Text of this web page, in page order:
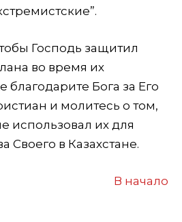
Господь защитил
во время их
благодарите Бога за Его
и молитесь о том,
использовал их для
Своего в Казахстане.
В начало